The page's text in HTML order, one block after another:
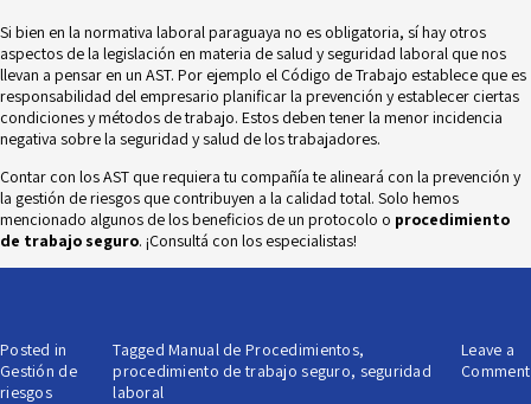
Si bien en la normativa laboral paraguaya no es obligatoria, sí hay otros
aspectos de la legislación en materia de salud y seguridad laboral que nos
llevan a pensar en un AST. Por ejemplo el Código de Trabajo establece que es
responsabilidad del empresario planificar la prevención y establecer ciertas
condiciones y métodos de trabajo. Estos deben tener la menor incidencia
negativa sobre la seguridad y salud de los trabajadores.
Contar con los AST que requiera tu compañía te alineará con la prevención y
la gestión de riesgos que contribuyen a la calidad total. Solo hemos
mencionado algunos de los beneficios de un protocolo o procedimiento
de trabajo seguro. ¡Consultá con los especialistas!
Posted in
Gestión de
riesgos
TaggedManual de Procedimientos,
procedimiento de trabajo seguro, seguridad
laboral
Leave a
Comment